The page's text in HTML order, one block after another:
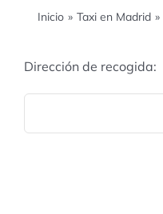
Inicio » Taxi en Madrid »
Dirección de recogida: